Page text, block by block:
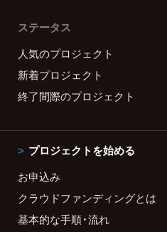
ステータス
人気のプロジェクト
新着プロジェクト
終了間際のプロジェクト
プロジェクトを始める
お申込み
クラウドファンディングとは
基本的な手順・流れ